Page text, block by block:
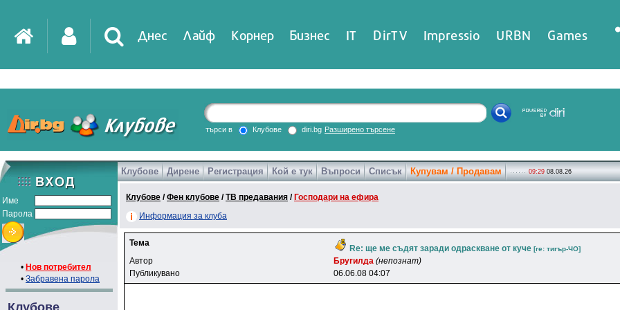
Днес Лайф Корнер Бизнес IT DirTV Impressio URBN Games
търси в Клубове diri.bg Разширено търсене
Име
Парола
• Нов потребител
• Забравена парола
Клубове
Клубове Дирене Регистрация Кой е тук Въпроси Списък Купувам / Продавам 09:29 08.08.26
Клубове /Фен клубове /ТВ предавания / Господари на ефира
Информация за клуба
Тема
Re: ще ме съдят заради одраскване от куче [re: тиrъp-ЧO]
Автор Бpyrилдa (непознат)
Публикувано
06.06.08 04:07